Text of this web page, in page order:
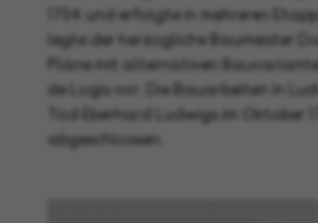
1704 und erfolgte in mehreren
legte der herzogliche Baumeister
Pläne mit alternativen
de Logis vor. Die Bauarbeiten in
Tod Eberhard Ludwigs im Oktober
abgeschlossen.